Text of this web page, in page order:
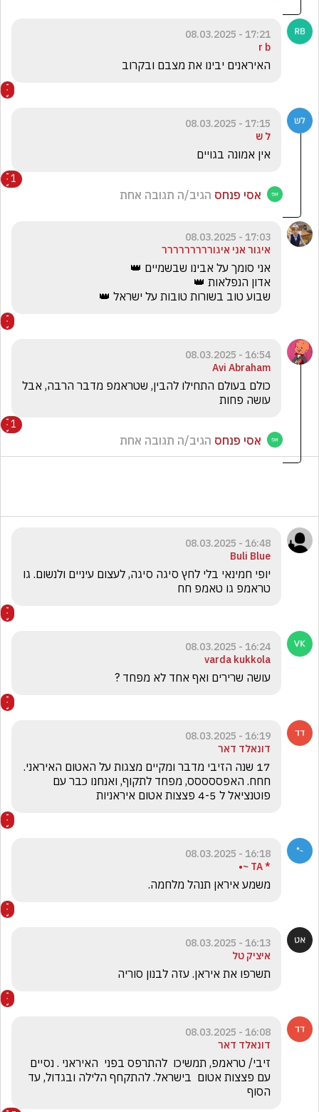
17:21 - 08.03.2025
r b
האיראנים יבינו את מצבם ובקרוב
17:15 - 08.03.2025
ל ש
אין אמונה בגויים
1
אסי פנחס הגיב/ה תגובה אחת
17:03 - 08.03.2025
איגור אני איגוררררררררר
שבוע טוב בשורות טובות על ישראל 👑
16:54 - 08.03.2025
Avi Abraham
עושה פחות
1
אסי פנחס הגיב/ה תגובה אחת
16:48 - 08.03.2025
Buli Blue
טראמפ גו טאמפ חח
16:24 - 08.03.2025
varda kukkola
עושה שרירים ואף אחד לא מפחד ?
16:19 - 08.03.2025
דונאלד דאר
פוטנציאל ל 4-5 פצצות אטום איראניות
16:18 - 08.03.2025
* TA ~•
משמע איראן תנהל מלחמה.
16:13 - 08.03.2025
איציק טל
תשרפו את איראן. עזה לבנון סוריה
16:08 - 08.03.2025
דונאלד דאר
הסוף